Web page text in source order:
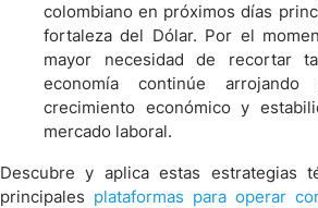
colombiano en próximos días
fortaleza del Dólar. Por el
mayor necesidad de recortar
economía continúe
crecimiento económico y
mercado laboral.
Descubre y aplica estas estrategias
principales plataformas para operar